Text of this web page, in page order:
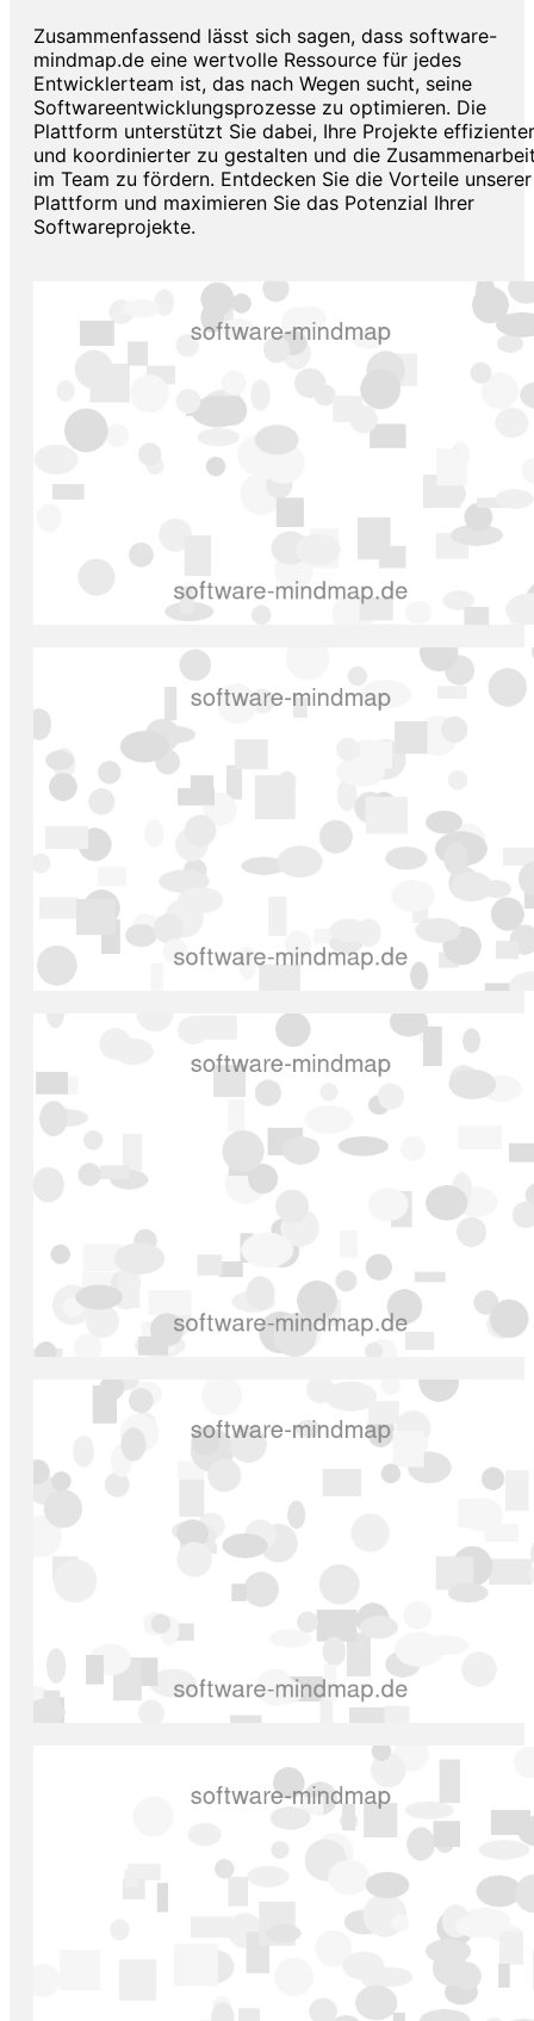
Zusammenfassend lässt sich sagen, dass software-
mindmap.de eine wertvolle Ressource für jedes
Entwicklerteam ist, das nach Wegen sucht, seine
Softwareentwicklungsprozesse zu optimieren. Die
Plattform unterstützt Sie dabei, Ihre Projekte effizienter
und koordinierter zu gestalten und die
im Team zu fördern. Entdecken Sie die Vorteile unserer
Plattform und maximieren Sie das Potenzial Ihrer
Softwareprojekte.